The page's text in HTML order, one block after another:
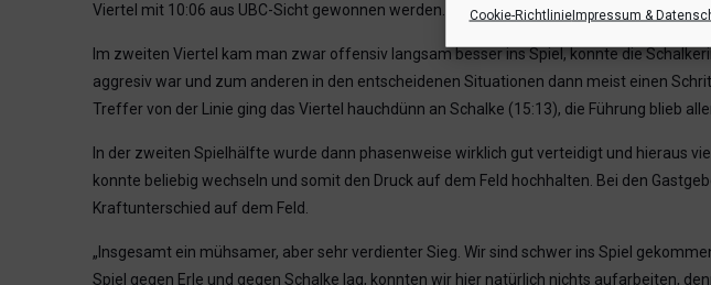
Cookie-RichtlinieImpressum &
Viertel mit 10:06 aus UBC-Sicht gewonnen werden.
Im zweiten Viertel kam man zwar offensiv langsam besser ins Spiel, konnte die
aggresiv war und zum anderen in den entscheidenen Situationen dann meist einen
Treffer von der Linie ging das Viertel hauchdünn an Schalke (15:13), die Führung blieb
In der zweiten Spielhälfte wurde dann phasenweise wirklich gut verteidigt und hieraus
konnte beliebig wechseln und somit den Druck auf dem Feld hochhalten. Bei den
Kraftunterschied auf dem Feld.
„Insgesamt ein mühsamer, aber sehr verdienter Sieg. Wir sind schwer ins Spiel
Spiel gegen Erle und gegen Schalke lag, konnten wir hier natürlich nichts aufarbeiten,